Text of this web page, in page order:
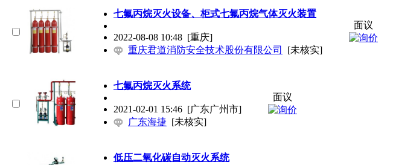
七氟丙烷灭火设备、柜式七氟丙烷气体灭火装置
2022-08-08 10:48 [重庆]
重庆君道消防安全技术股份有限公司
[未核实]
面议
七氟丙烷灭火系统
2021-02-01 15:46 [广东广州市]
广东海捷 [未核实]
面议
低压二氧化碳自动灭火系统